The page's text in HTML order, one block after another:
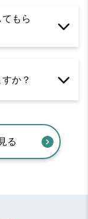
もら
か？
る